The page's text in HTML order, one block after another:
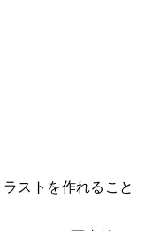
ストを作れること